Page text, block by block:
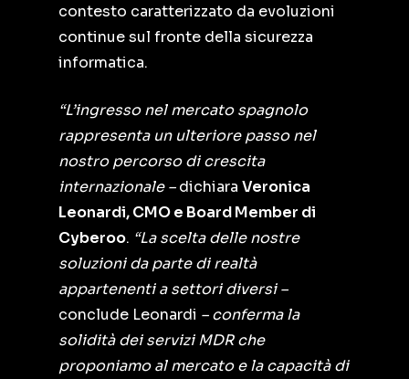
contesto caratterizzato da evoluzioni
continue sul fronte della sicurezza
informatica.
“L’ingresso nel mercato spagnolo
rappresenta un ulteriore passo nel
nostro percorso di crescita
internazionale –dichiara Veronica
Leonardi, CMO e Board Member di
Cyberoo. “La scelta delle nostre
soluzioni da parte di realtà
appartenenti a settori diversi –
conclude Leonardi – conferma la
solidità dei servizi MDR che
proponiamo al mercato e la capacità di